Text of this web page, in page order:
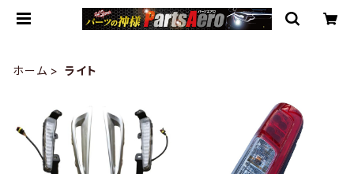
ホーム ライト